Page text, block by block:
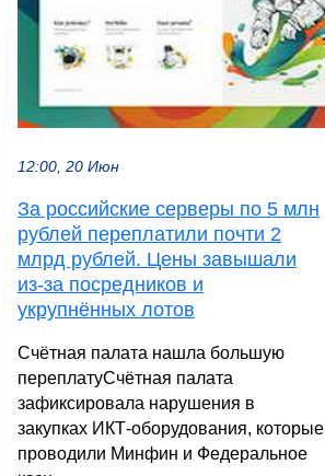
12:00, 20 Июн
За российские серверы по 5 млн
рублей переплатили почти 2
млрд рублей. Цены завышали
из-за посредников и
укрупнённых лотов
Счётная палата нашла большую
переплатуСчётная палата
зафиксировала нарушения в
закупках ИКТ-оборудования, которые
проводили Минфин и Федеральное